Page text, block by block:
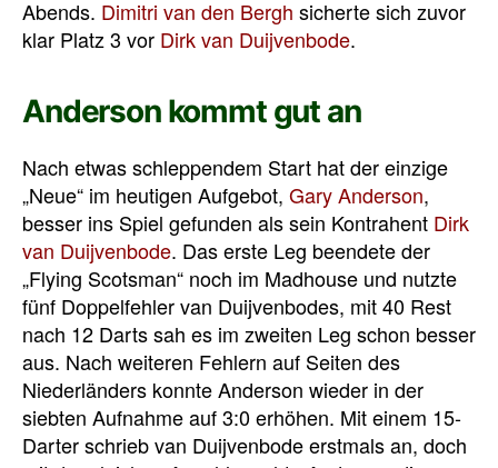
Abends. Dimitri van den Bergh sicherte sich zuvor
klar Platz 3 vor Dirk van Duijvenbode.
Anderson kommt gut an
Nach etwas schleppendem Start hat der einzige
„Neue“ im heutigen Aufgebot, Gary Anderson,
besser ins Spiel gefunden als sein Kontrahent Dirk
van Duijvenbode. Das erste Leg beendete der
„Flying Scotsman“ noch im Madhouse und nutzte
fünf Doppelfehler van Duijvenbodes, mit 40 Rest
nach 12 Darts sah es im zweiten Leg schon besser
aus. Nach weiteren Fehlern auf Seiten des
Niederländers konnte Anderson wieder in der
siebten Aufnahme auf 3:0 erhöhen. Mit einem 15-
Darter schrieb van Duijvenbode erstmals an, doch